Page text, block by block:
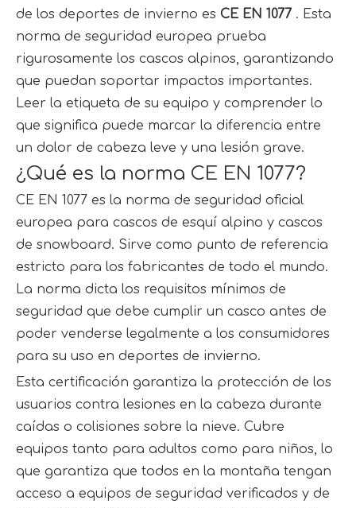
de los deportes de invierno es CE EN 1077 . Esta
norma de seguridad europea prueba
rigurosamente los cascos alpinos, garantizando
que puedan soportar impactos importantes.
Leer la etiqueta de su equipo y comprender lo
que significa puede marcar la diferencia entre
un dolor de cabeza leve y una lesión grave.
¿Qué es la norma CE EN 1077?
CE EN 1077 es la norma de seguridad oficial
europea para cascos de esquí alpino y cascos
de snowboard. Sirve como punto de referencia
estricto para los fabricantes de todo el mundo.
La norma dicta los requisitos mínimos de
seguridad que debe cumplir un casco antes de
poder venderse legalmente a los consumidores
para su uso en deportes de invierno.
Esta certificación garantiza la protección de los
usuarios contra lesiones en la cabeza durante
caídas o colisiones sobre la nieve. Cubre
equipos tanto para adultos como para niños, lo
que garantiza que todos en la montaña tengan
acceso a equipos de seguridad verificados y de